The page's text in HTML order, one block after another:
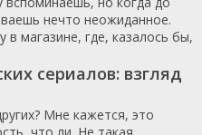
нечто неожиданное.
в магазине, где, казалось бы,
сериалов: взгляд
Мне кажется, это